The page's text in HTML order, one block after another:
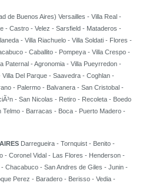
de Buenos Aires) Versailles - Villa Real -
- Castro - Velez - Sarsfield - Mataderos -
- Villa Riachuelo - Villa Soldati - Flores -
- Caballito - Pompeya - Villa Crespo -
Paternal - Agronomia - Villa Pueyrredon -
Del Parque - Saavedra - Coghlan -
- Palermo - Balvanera - San Cristobal -
- San Nicolas - Retiro - Recoleta - Boedo
Telmo - Barracas - Boca - Puerto Madero -
Darregueira - Tornquist - Benito -
- Coronel Vidal - Las Flores - Henderson -
Chacabuco - San Andres de Giles - Junin -
Perez - Baradero - Berisso - Vedia -